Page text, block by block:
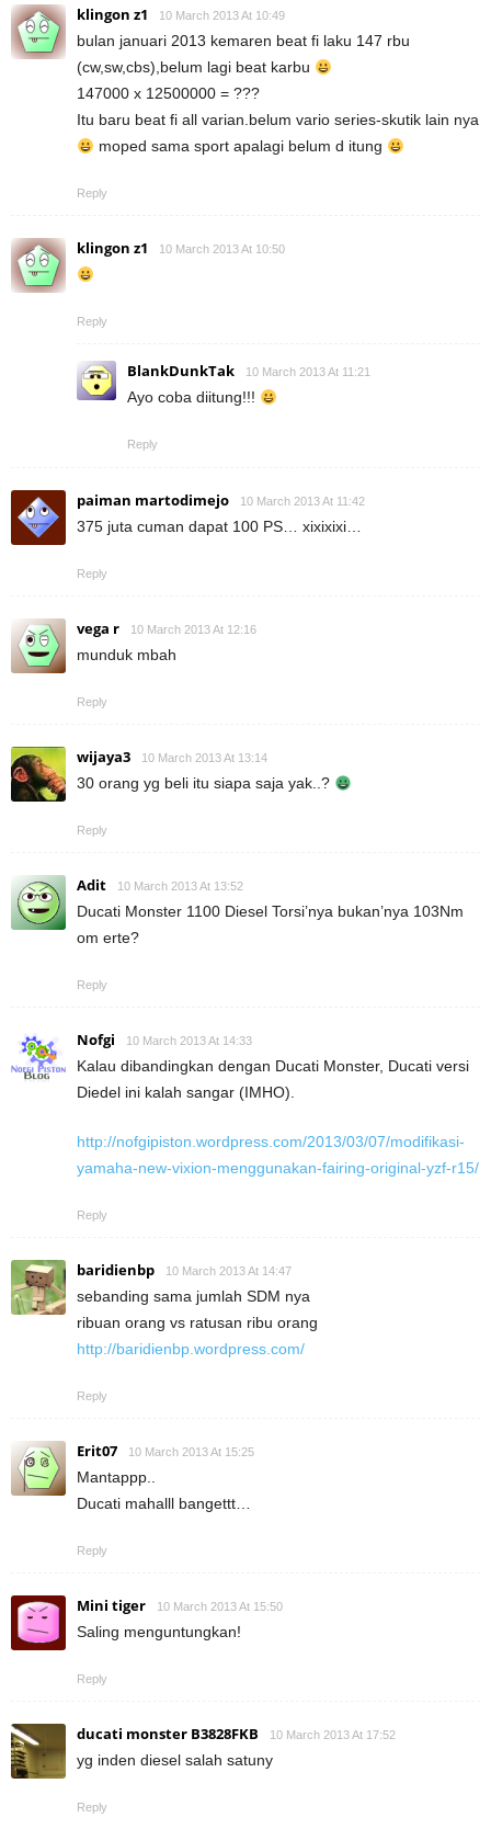
klingon z1 10 March 2013 At 10:49
bulan januari 2013 kemaren beat fi laku 147 rbu
(cw,sw,cbs),belum lagi beat karbu
147000 x 12500000 = ???
Itu baru beat fi all varian.belum vario series-skutik lain nya
moped sama sport apalagi belum d itung
Reply
klingon z1 10 March 2013 At 10:50
Reply
BlankDunkTak 10 March 2013 At 11:21
Ayo coba diitung!!!
Reply
paiman martodimejo 10 March 2013 At 11:42
375 juta cuman dapat 100 PS… xixixixi…
Reply
vega r 10 March 2013 At 12:16
munduk mbah
Reply
wijaya3 10 March 2013 At 13:14
30 orang yg beli itu siapa saja yak..?
Reply
Adit 10 March 2013 At 13:52
Ducati Monster 1100 Diesel Torsi’nya bukan’nya 103Nm
om erte?
Reply
Nofgi 10 March 2013 At 14:33
Kalau dibandingkan dengan Ducati Monster, Ducati versi
Diedel ini kalah sangar (IMHO).
http://nofgipiston.wordpress.com/2013/03/07/modifikasi-
yamaha-new-vixion-menggunakan-fairing-original-yzf-r15/
Reply
baridienbp 10 March 2013 At 14:47
sebanding sama jumlah SDM nya
ribuan orang vs ratusan ribu orang
http://baridienbp.wordpress.com/
Reply
Erit07 10 March 2013 At 15:25
Mantappp..
Ducati mahalll bangettt…
Reply
Mini tiger 10 March 2013 At 15:50
Saling menguntungkan!
Reply
ducati monster B3828FKB 10 March 2013 At 17:52
yg inden diesel salah satuny
Reply